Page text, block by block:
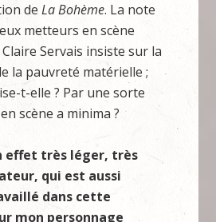
deLa Bohème. La note
metteurs en scène
Servais insiste sur la
la pauvreté matérielle ;
t-elle ? Par une sorte
scène a minima ?
effet très léger, très
qui est aussi
dans cette
mon personnage